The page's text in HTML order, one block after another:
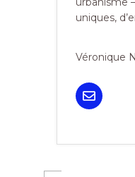
uniques,
Véronique